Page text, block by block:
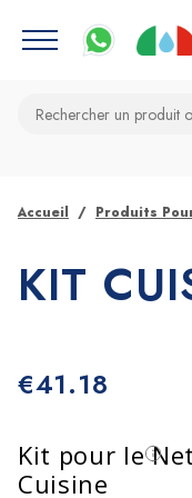
Accueil Produits
KIT
€41.18
Kit pour le
Cuisine